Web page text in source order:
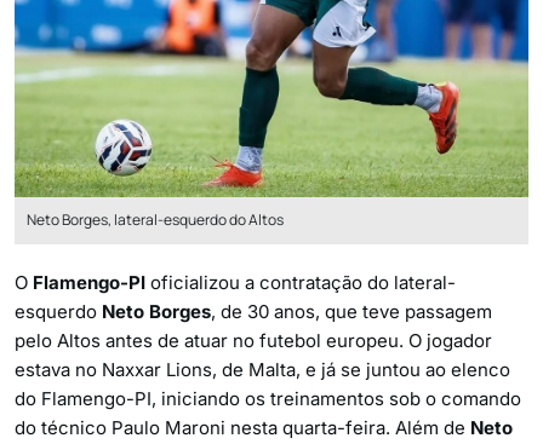
Neto Borges, lateral-esquerdo do Altos
O Flamengo-PI oficializou a contratação do lateral-
esquerdo Neto Borges, de 30 anos, que teve passagem
pelo Altos antes de atuar no futebol europeu. O jogador
estava no Naxxar Lions, de Malta, e já se juntou ao elenco
do Flamengo-PI, iniciando os treinamentos sob o comando
do técnico Paulo Maroni nesta quarta-feira. Além de Neto